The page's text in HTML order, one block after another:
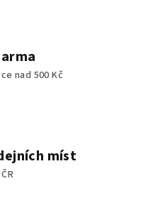
nad 500 Kč
míst